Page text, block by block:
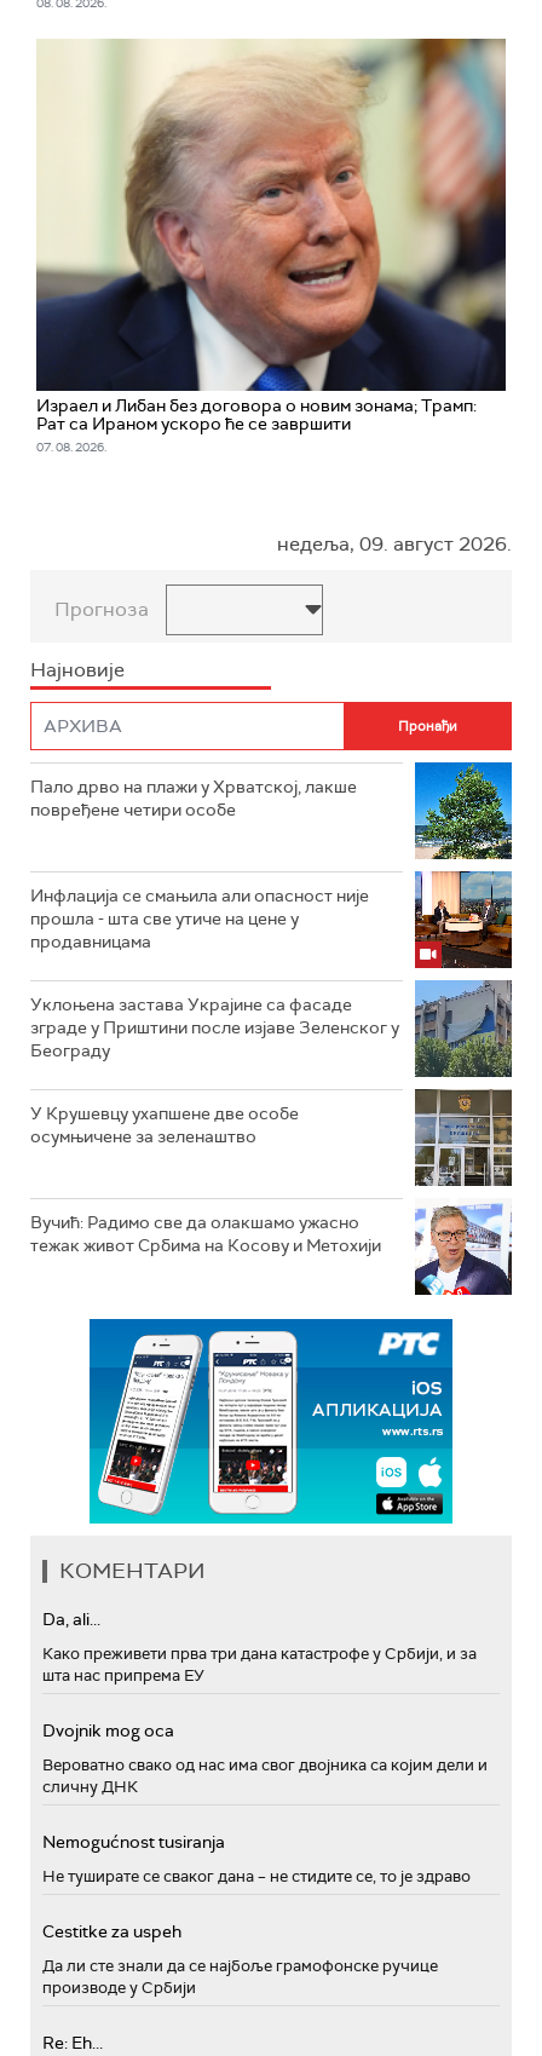
Израел и Либан без договора о новим зонама; Трамп:
Рат са Ираном ускоро ће се завршити
07. 08. 2026.
недеља, 09. август 2026.
Прогноза
Најновије
Пало дрво на плажи у Хрватској, лакше
повређене четири особе
Инфлација се смањила али опасност није
прошла - шта све утиче на цене у
продавницама
Уклоњена застава Украјине са фасаде
зграде у Приштини после изјаве Зеленског у
Београду
У Крушевцу ухапшене две особе
осумњичене за зеленаштво
Вучић: Радимо све да олакшамо ужасно
тежак живот Србима на Косову и Метохији
КОМЕНТАРИ
Da, ali...
Како преживети прва три дана катастрофе у Србији, и за
шта нас припрема ЕУ
Dvojnik mog oca
Вероватно свако од нас има свог двојника са којим дели и
сличну ДНК
Nemogućnost tusiranja
Не туширате се сваког дана – не стидите се, то је здраво
Cestitke za uspeh
Да ли сте знали да се најбоље грамофонске ручице
производе у Србији
Re: Eh...